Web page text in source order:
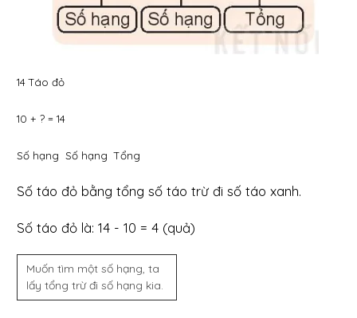
14 Táo đỏ
10 + ? = 14
Số hạng Số hạng Tổng
Số táo đỏ bằng tổng số táo trừ đi số táo xanh.
Số táo đỏ là: 14 - 10 = 4 (quả)
Muốn tìm một số hạng, ta
lấy tổng trừ đi số hạng kia.